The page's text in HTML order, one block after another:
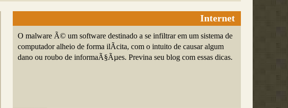
Internet
O malware Ã© um software destinado a se infiltrar em um sistema de
computador alheio de forma ilÃ­cita, com o intuito de causar algum
dano ou roubo de informaÃ§Ãµes. Previna seu blog com essas dicas.